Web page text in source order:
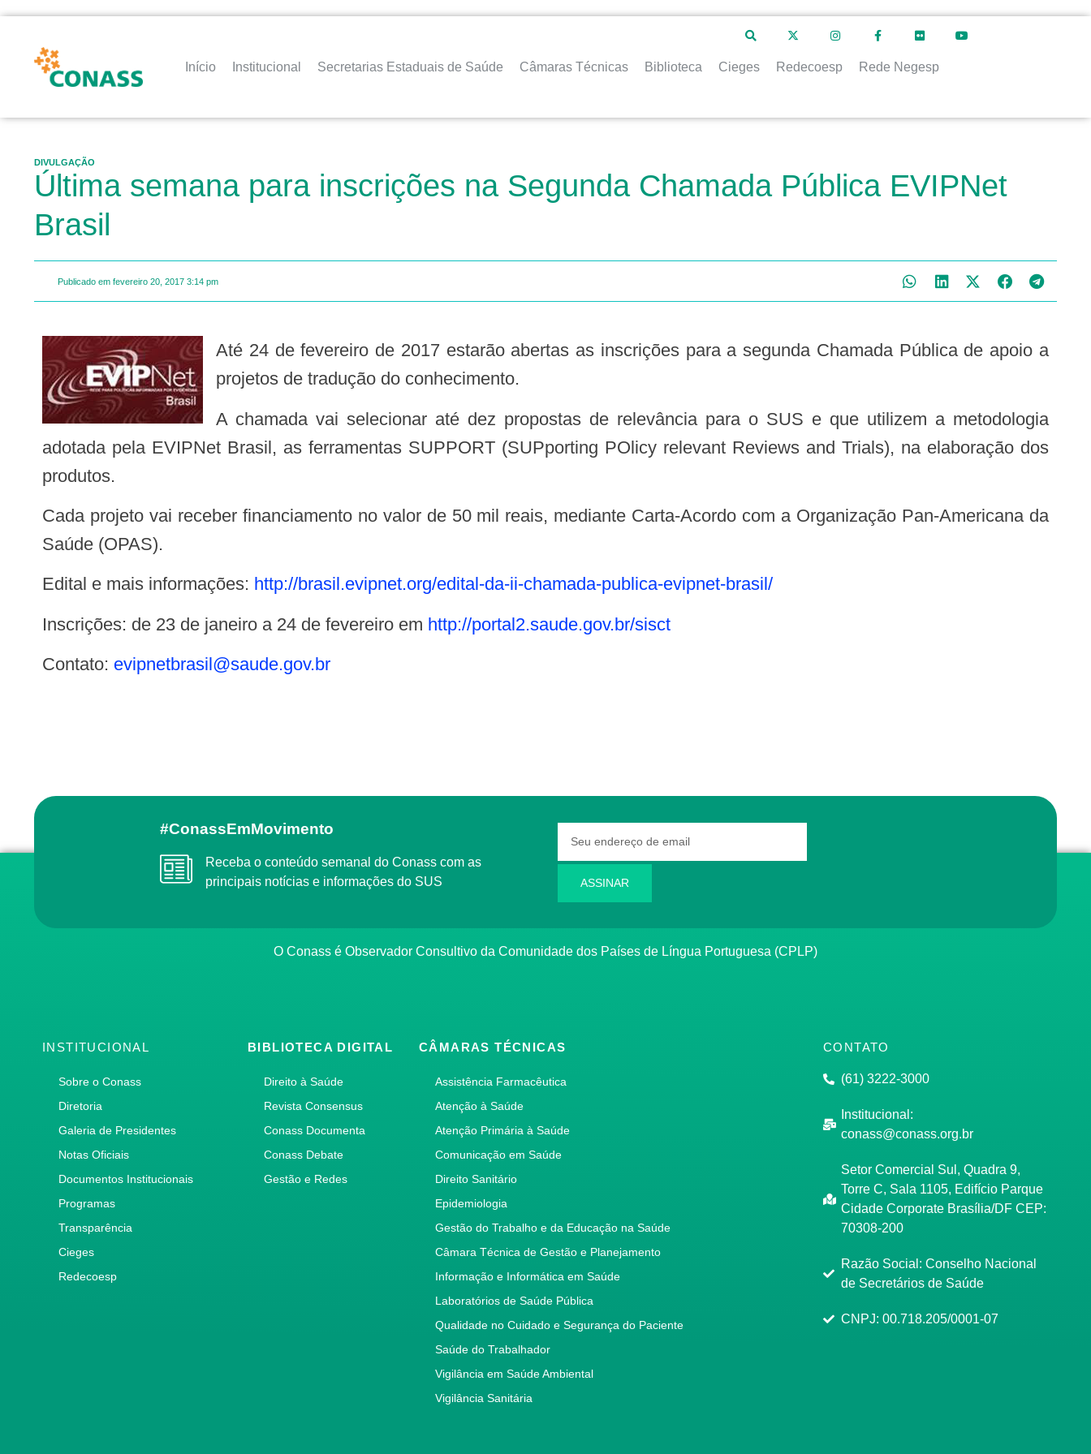
Início Institucional Secretarias Estaduais de Saúde Câmaras Técnicas Biblioteca Cieges Redecoesp Rede Negesp
DIVULGAÇÃO
Última semana para inscrições na Segunda Chamada Pública EVIPNet
Brasil
Publicado em fevereiro 20, 2017 3:14 pm
Até 24 de fevereiro de 2017 estarão abertas as inscrições para a segunda Chamada Pública de apoio a
projetos de tradução do conhecimento.
A chamada vai selecionar até dez propostas de relevância para o SUS e que utilizem a metodologia
adotada pela EVIPNet Brasil, as ferramentas SUPPORT (SUPporting POlicy relevant Reviews and Trials), na elaboração dos
produtos.
Cada projeto vai receber financiamento no valor de 50 mil reais, mediante Carta-Acordo com a Organização Pan-Americana da
Saúde (OPAS).
Edital e mais informações: http://brasil.evipnet.org/edital-da-ii-chamada-publica-evipnet-brasil/
Inscrições: de 23 de janeiro a 24 de fevereiro em http://portal2.saude.gov.br/sisct
Contato: evipnetbrasil@saude.gov.br
#ConassEmMovimento
Receba o conteúdo semanal do Conass com as
principais notícias e informações do SUS
ASSINAR
O Conass é Observador Consultivo da Comunidade dos Países de Língua Portuguesa (CPLP)
INSTITUCIONAL
Sobre o Conass
Diretoria
Galeria de Presidentes
Notas Oficiais
Documentos Institucionais
Programas
Transparência
Cieges
Redecoesp
BIBLIOTECA DIGITAL
Direito à Saúde
Revista Consensus
Conass Documenta
Conass Debate
Gestão e Redes
CÂMARAS TÉCNICAS
Assistência Farmacêutica
Atenção à Saúde
Atenção Primária à Saúde
Comunicação em Saúde
Direito Sanitário
Epidemiologia
Gestão do Trabalho e da Educação na Saúde
Câmara Técnica de Gestão e Planejamento
Informação e Informática em Saúde
Laboratórios de Saúde Pública
Qualidade no Cuidado e Segurança do Paciente
Saúde do Trabalhador
Vigilância em Saúde Ambiental
Vigilância Sanitária
CONTATO
(61) 3222-3000
Institucional:
conass@conass.org.br
Setor Comercial Sul, Quadra 9,
Torre C, Sala 1105, Edifício Parque
Cidade Corporate Brasília/DF CEP:
70308-200
Razão Social: Conselho Nacional
de Secretários de Saúde
CNPJ: 00.718.205/0001-07